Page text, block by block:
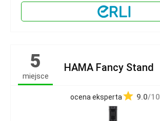
5
miejsce
HAMA Fancy Stand
ocena eksperta 9.0/10